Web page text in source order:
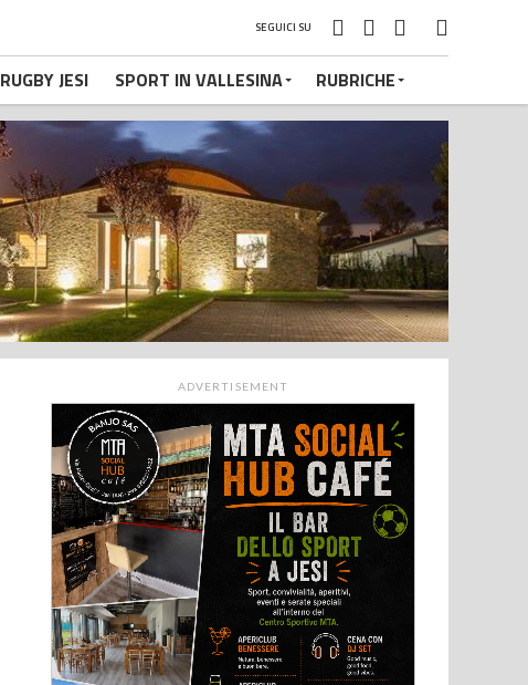
SEGUICI SU
RUGBY JESI SPORT IN VALLESINA RUBRICHE
ADVERTISEMENT